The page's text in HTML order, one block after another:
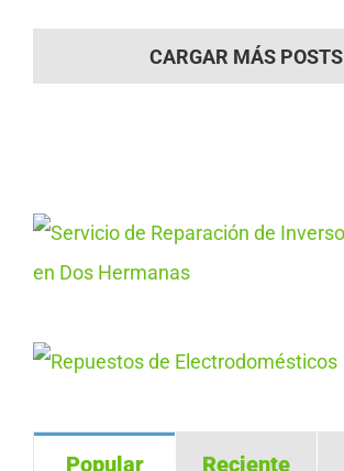
CARGAR MÁS POSTS
Popular Reciente